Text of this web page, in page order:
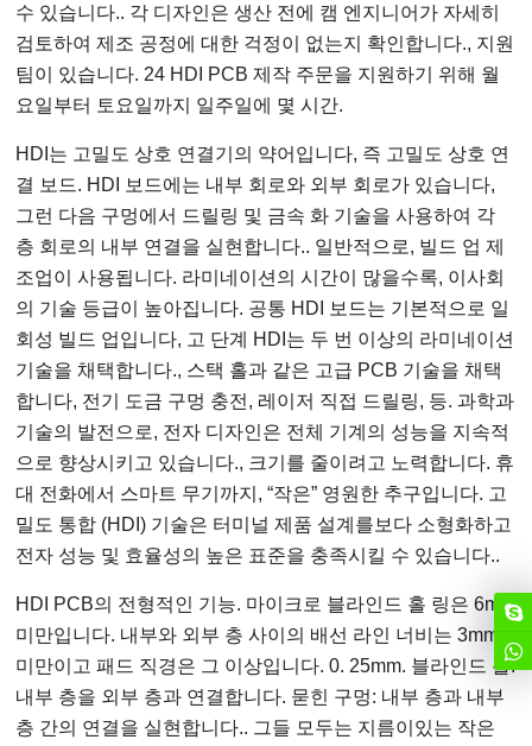
수 있습니다.. 각 디자인은 생산 전에 캠 엔지니어가 자세히
검토하여 제조 공정에 대한 걱정이 없는지 확인합니다., 지원
팀이 있습니다. 24 HDI PCB 제작 주문을 지원하기 위해 월
요일부터 토요일까지 일주일에 몇 시간.
HDI는 고밀도 상호 연결기의 약어입니다, 즉 고밀도 상호 연
결 보드. HDI 보드에는 내부 회로와 외부 회로가 있습니다,
그런 다음 구멍에서 드릴링 및 금속 화 기술을 사용하여 각
층 회로의 내부 연결을 실현합니다.. 일반적으로, 빌드 업 제
조업이 사용됩니다. 라미네이션의 시간이 많을수록, 이사회
의 기술 등급이 높아집니다. 공통 HDI 보드는 기본적으로 일
회성 빌드 업입니다, 고 단계 HDI는 두 번 이상의 라미네이션
기술을 채택합니다., 스택 홀과 같은 고급 PCB 기술을 채택
합니다, 전기 도금 구멍 충전, 레이저 직접 드릴링, 등. 과학과
기술의 발전으로, 전자 디자인은 전체 기계의 성능을 지속적
으로 향상시키고 있습니다., 크기를 줄이려고 노력합니다. 휴
대 전화에서 스마트 무기까지, “작은” 영원한 추구입니다. 고
밀도 통합 (HDI) 기술은 터미널 제품 설계를보다 소형화하고
전자 성능 및 효율성의 높은 표준을 충족시킬 수 있습니다..
HDI PCB의 전형적인 기능. 마이크로 블라인드 홀 링은 6mm
미만입니다. 내부와 외부 층 사이의 배선 라인 너비는 3mm
미만이고 패드 직경은 그 이상입니다. 0. 25mm. 블라인드 홀:
내부 층을 외부 층과 연결합니다. 묻힌 구멍: 내부 층과 내부
층 간의 연결을 실현합니다.. 그들 모두는 지름이있는 작은